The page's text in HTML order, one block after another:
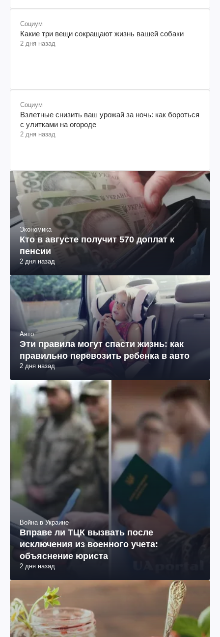
Социум
Какие три вещи сокращают жизнь вашей собаки
2 дня назад
Социум
Взлетные снизить ваш урожай за ночь: как бороться
с улитками на огороде
2 дня назад
Экономика
Кто в августе получит 570 доплат к
пенсии
2 дня назад
Авто
Эти правила могут спасти жизнь: как
правильно перевозить ребенка в авто
2 дня назад
Война в Украине
Вправе ли ТЦК вызвать после
исключения из военного учета:
объяснение юриста
2 дня назад